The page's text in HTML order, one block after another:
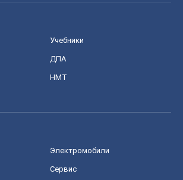
Учебники
ДПА
НМТ
Электромобили
Сервис